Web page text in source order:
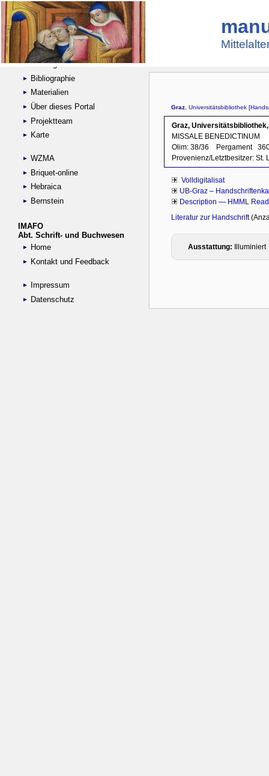
Suche
Handschriftensammlungen
Digitalisierte Handschriften
Kataloge
Bibliographie
Materialien
Über dieses Portal
Projektteam
Karte
WZMA
Briquet-online
Hebraica
Bernstein
IMAFO
Abt. Schrift- und Buchwesen
Home
Kontakt und Feedback
Impressum
Datenschutz